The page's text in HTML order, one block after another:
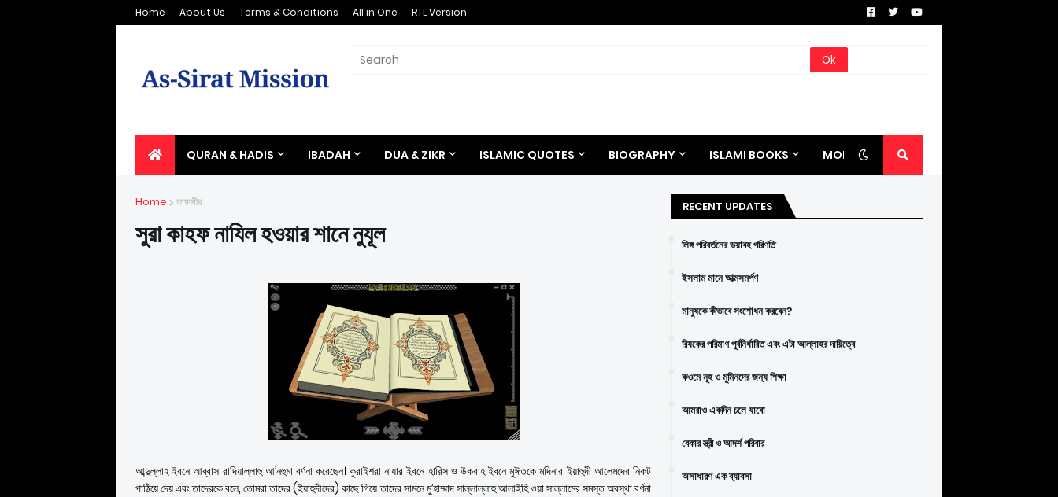
Home About Us Terms & Conditions All in One RTL Version
QURAN & HADIS IBADAH DUA & ZIKR ISLAMIC QUOTES BIOGRAPHY ISLAMI BOOKS MORE
Home তাফসীর
সুরা কাহফ নাযিল হওয়ার শানে নুযূল
আব্দুল্লাহ ইবনে আব্বাস রাদিয়াল্লাহু আ’নহুমা বর্ণনা করেছেন। কুরাইশরা নাযার ইবনে হারিস ও উকবাহ ইবনে মুঈতকে মদিনার ইয়াহুদী আলেমদের নিকট
পাঠিয়ে দেয় এবং তাদেরকে বলে, তোমরা তাদের (ইয়াহুদীদের) কাছে গিয়ে তাদের সামনে মু’হাম্মাদ সাল্লাল্লাহু আলাইহি ওয়া সাল্লামের সমস্ত অবস্থা বর্ণনা
RECENT UPDATES
লিঙ্গ পরিবর্তনের ভয়াবহ পরিণতি
ইসলাম মানে আত্মসমর্পণ
মানুষকে কীভাবে সংশোধন করবেন?
রিযকের পরিমাণ পূর্বনির্ধারিত এবং এটা আল্লাহর দায়িত্বে
কওমে নূহ ও মুমিনদের জন্য শিক্ষা
আমরাও একদিন চলে যাবো
বেকার স্ত্রী ও আদর্শ পরিবার
অসাধারণ এক ব্যাবসা